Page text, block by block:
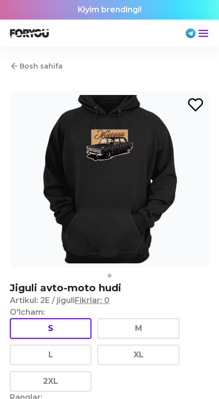
Kiyim brendingi!
Bosh sahifa
Jiguli avto-moto hudi
Artikul: 2E / jiguliFikrlar: 0
O'lcham:
S
M
L XL
2XL